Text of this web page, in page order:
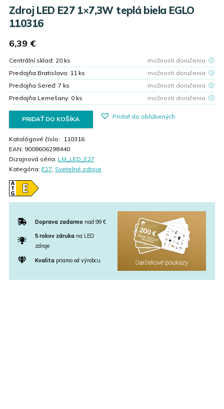
Zdroj LED E27 1×7,3W teplá biela EGLO
110316
6,39 €
Centrální sklad: 20 ks
možnosti doručenia
Predajňa Bratislava: 11 ks
možnosti doručenia
Predajňa Sereď: 7 ks
možnosti doručenia
Predajňa Lemešany: 0 ks možnosti doručenia
PRIDAŤ DO KOŠÍKA Pridať do obľúbených
Katalógové číslo: 110316
EAN: 9008606298440
Dizajnová séria: LM_LED_E27
Kategória: E27, Svetelné zdroje
Doprava zadarmo nad 99 €
5 rokov zárukana LED
zdroje
Kvalitapriamo od výrobcu